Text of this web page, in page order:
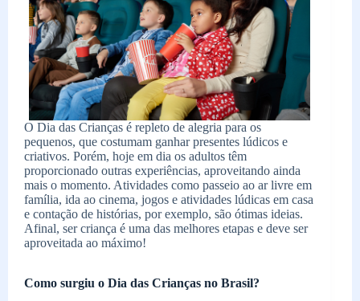
O Dia das Crianças é repleto de alegria para os
pequenos, que costumam ganhar presentes lúdicos e
criativos. Porém, hoje em dia os adultos têm
proporcionado outras experiências, aproveitando ainda
mais o momento. Atividades como passeio ao ar livre em
família, ida ao cinema, jogos e atividades lúdicas em casa
e contação de histórias, por exemplo, são ótimas ideias.
Afinal, ser criança é uma das melhores etapas e deve ser
aproveitada ao máximo!
Como surgiu o Dia das Crianças no Brasil?